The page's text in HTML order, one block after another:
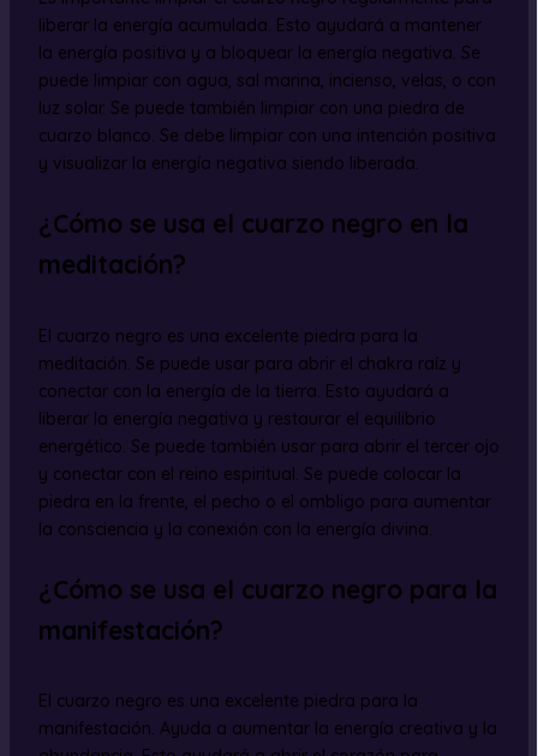
liberar la energía acumulada. Esto ayudará a mantener
la energía positiva y a bloquear la energía negativa. Se
puede limpiar con agua, sal marina, incienso, velas, o con
luz solar. Se puede también limpiar con una piedra de
cuarzo blanco. Se debe limpiar con una intención positiva
y visualizar la energía negativa siendo liberada.
¿Cómo se usa el cuarzo negro en la
meditación?
El cuarzo negro es una excelente piedra para la
meditación. Se puede usar para abrir el chakra raíz y
conectar con la energía de la tierra. Esto ayudará a
liberar la energía negativa y restaurar el equilibrio
energético. Se puede también usar para abrir el tercer ojo
y conectar con el reino espiritual. Se puede colocar la
piedra en la frente, el pecho o el ombligo para aumentar
la consciencia y la conexión con la energía divina.
¿Cómo se usa el cuarzo negro para la
manifestación?
El cuarzo negro es una excelente piedra para la
manifestación. Ayuda a aumentar la energía creativa y la